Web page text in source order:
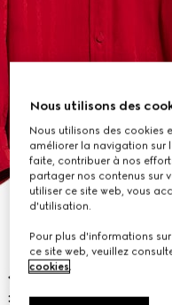
Nous utilisons des
Nous utilisons des cookies
améliorer la navigation sur
faite, contribuer à nos
partager nos contenus sur
utiliser ce site web, vous
d'utilisation.
Pour plus d'informations
ce site web, veuillez
cookies.